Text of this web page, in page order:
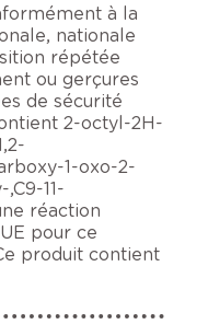
à la
nationale
répétée
ou gerçures
de sécurité
2-octyl-2H-
1-oxo-2-
11-
réaction
pour ce
produit contient